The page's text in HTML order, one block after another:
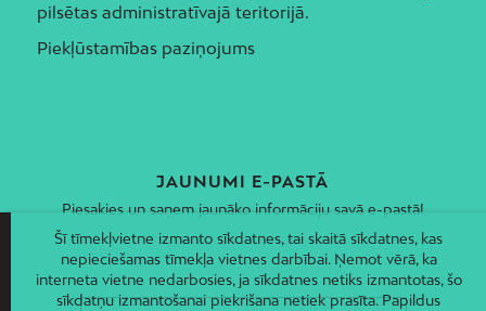
pilsētas administratīvajā teritorijā.
Piekļūstamības paziņojums
JAUNUMI E-PASTĀ
Piesakies un saņem jaunāko informāciju savā e-pastā!
Šī tīmekļvietne izmanto sīkdatnes, tai skaitā sīkdatnes, kas
nepieciešamas tīmekļa vietnes darbībai. Ņemot vērā, ka
interneta vietne nedarbosies, ja sīkdatnes netiks izmantotas, šo
sīkdatņu izmantošanai piekrišana netiek prasīta. Papildus